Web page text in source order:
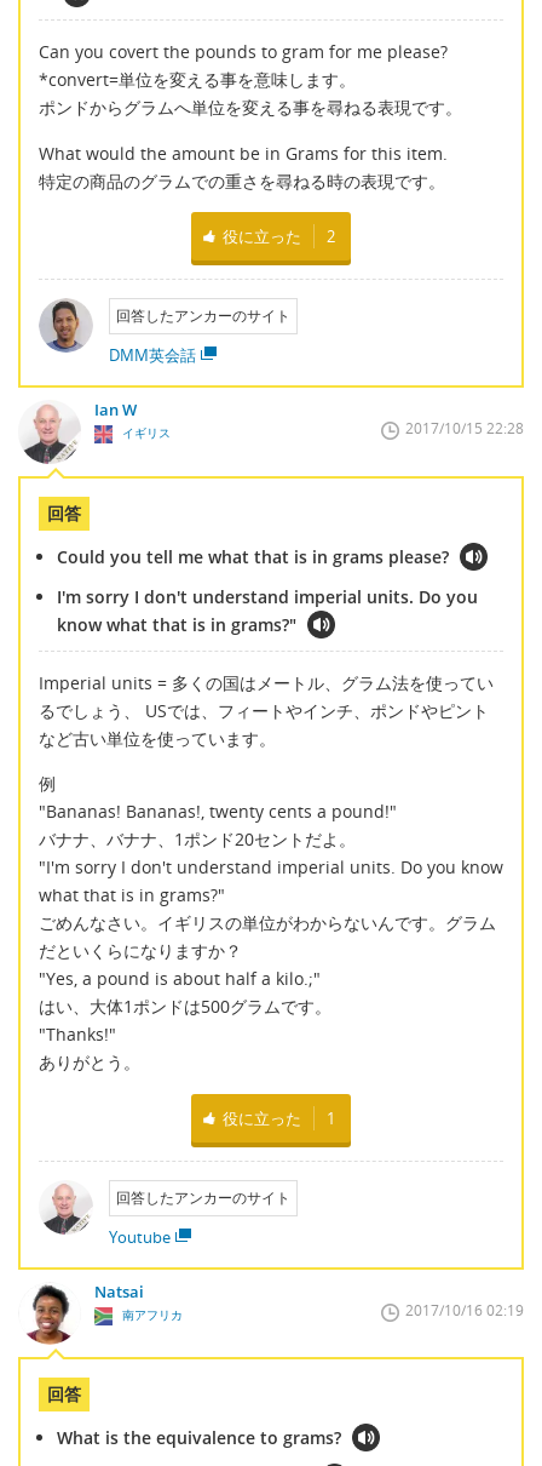
Can you covert the pounds to gram for me please?
*convert=単位を変える事を意味します。
ポンドからグラムへ単位を変える事を尋ねる表現です。
What would the amount be in Grams for this item.
特定の商品のグラムでの重さを尋ねる時の表現です。
役に立った 2
回答したアンカーのサイト
DMM英会話
Ian W
イギリス 2017/10/15 22:28
回答
Could you tell me what that is in grams please?
I'm sorry I don't understand imperial units. Do you
know what that is in grams?"
Imperial units = 多くの国はメートル、グラム法を使ってい
るでしょう、 USでは、フィートやインチ、ポンドやピント
など古い単位を使っています。
例
"Bananas! Bananas!, twenty cents a pound!"
バナナ、バナナ、1ポンド20セントだよ。
"I'm sorry I don't understand imperial units. Do you know
what that is in grams?"
ごめんなさい。イギリスの単位がわからないんです。グラム
だといくらになりますか？
"Yes, a pound is about half a kilo.;"
はい、大体1ポンドは500グラムです。
"Thanks!"
ありがとう。
役に立った 1
回答したアンカーのサイト
Youtube
Natsai
南アフリカ 2017/10/16 02:19
回答
What is the equivalence to grams?